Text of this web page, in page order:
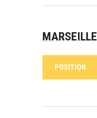
MARSEILLE
POSITION